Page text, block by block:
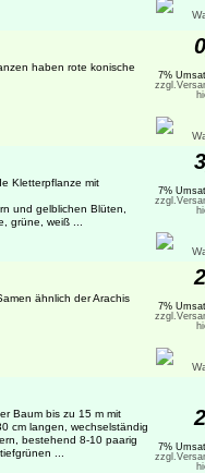
haben rote konische
7%
Kletterpflanze mit
und gelblichen Blüten,
grüne, weiß ...
7%
ähnlich der Arachis
7%
Baum bis zu 15 m mit
cm langen, wechselständig
bestehend 8-10 paarig
...
7%